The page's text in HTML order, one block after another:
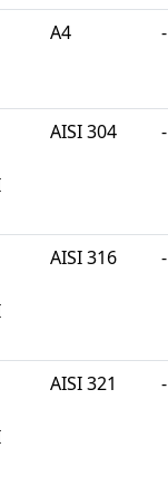
A4 -
AISI 304 -
AISI 316 -
AISI 321 -